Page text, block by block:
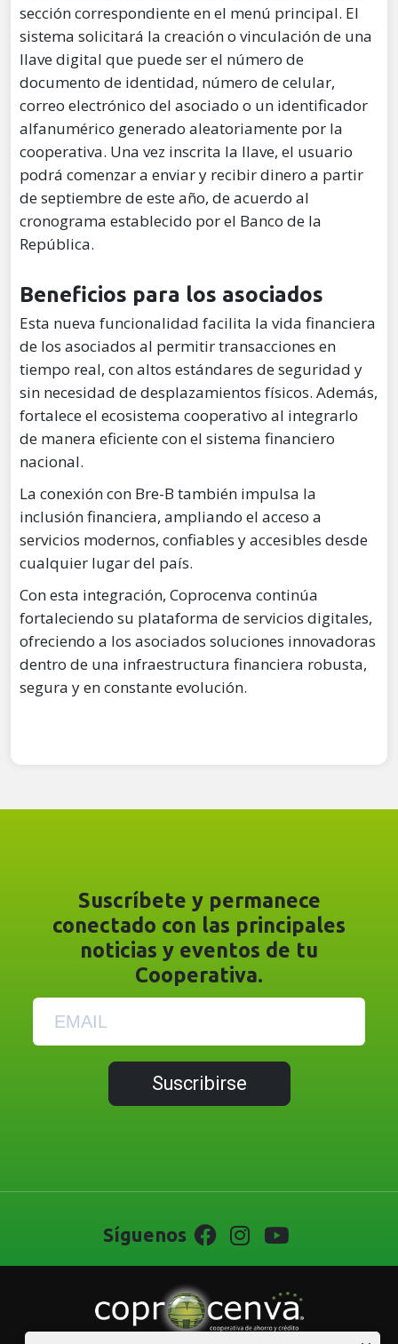
sección correspondiente en el menú principal. El
sistema solicitará la creación o vinculación de una
llave digital que puede ser el número de
documento de identidad, número de celular,
correo electrónico del asociado o un identificador
alfanumérico generado aleatoriamente por la
cooperativa. Una vez inscrita la llave, el usuario
podrá comenzar a enviar y recibir dinero a partir
de septiembre de este año, de acuerdo al
cronograma establecido por el Banco de la
República.
Beneficios para los asociados
Esta nueva funcionalidad facilita la vida financiera
de los asociados al permitir transacciones en
tiempo real, con altos estándares de seguridad y
sin necesidad de desplazamientos físicos. Además,
fortalece el ecosistema cooperativo al integrarlo
de manera eficiente con el sistema financiero
nacional.
La conexión con Bre-B también impulsa la
inclusión financiera, ampliando el acceso a
servicios modernos, confiables y accesibles desde
cualquier lugar del país.
Con esta integración, Coprocenva continúa
fortaleciendo su plataforma de servicios digitales,
ofreciendo a los asociados soluciones innovadoras
dentro de una infraestructura financiera robusta,
segura y en constante evolución.
Suscríbete y permanece
conectado con las principales
noticias y eventos de tu
Cooperativa.
Suscribirse
Síguenos